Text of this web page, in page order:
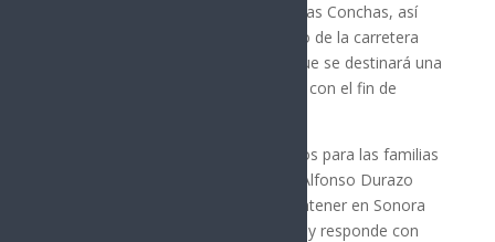
cabo la pavimentación del bulevar Las Conchas, así
como los trabajos de mejoramiento de la carretera
Sonoyta-Puerto Peñasco, para lo que se destinará una
inversión de 450 millones de pesos, con el fin de
Con estas obras y beneficios directos para las familias
de Puerto Peñasco, el gobernador Alfonso Durazo
Montaño confirma su visión de mantener en Sonora
un gobierno cercano y que escucha y responde con